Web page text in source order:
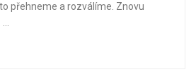
přehneme a rozválíme. Znovu